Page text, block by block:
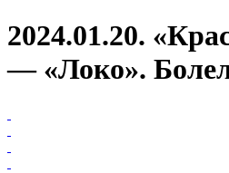
2024.01.20.
— «Локо».